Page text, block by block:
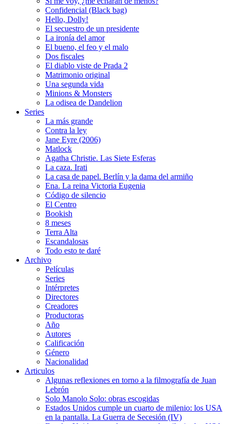
Confidencial (Black bag)
Hello, Dolly!
El secuestro de un presidente
La ironía del amor
El bueno, el feo y el malo
Dos fiscales
El diablo viste de Prada 2
Matrimonio original
Una segunda vida
Minions & Monsters
La odisea de Dandelion
Series
La más grande
Contra la ley
Jane Eyre (2006)
Matlock
Agatha Christie. Las Siete Esferas
La caza. Irati
La casa de papel. Berlín y la dama del armiño
Ena. La reina Victoria Eugenia
Código de silencio
El Centro
Bookish
8 meses
Terra Alta
Escandalosas
Todo esto te daré
Archivo
Películas
Series
Intérpretes
Directores
Creadores
Productoras
Año
Autores
Calificación
Género
Nacionalidad
Articulos
Algunas reflexiones en torno a la filmografía de Juan
Lebrón
Solo Manolo Solo: obras escogidas
Estados Unidos cumple un cuarto de milenio: los USA
en la pantalla. La Guerra de Secesión (IV)